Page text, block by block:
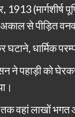
1913 (मार्गशीर्ष
अकाल से पीड़ित
घटाने, धार्मिक
ने पहाड़ी को
वहां लाखों भगत